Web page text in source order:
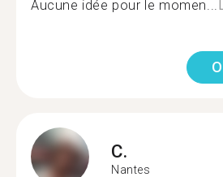
Aucune idée pour le momen...
C.
Nantes